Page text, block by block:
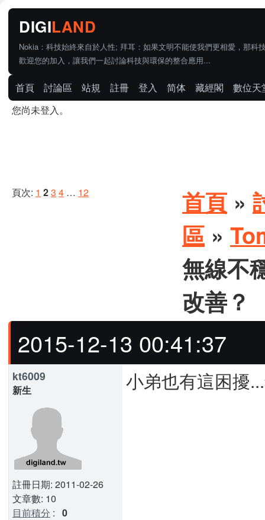
Nokia：科技始終來自於人性; 拜耳：如果文明不能使我們更相愛，那科
歡迎您的加入，讓我們一起討論科技與環保的整合應用...
首頁 討論區 站規 註冊 登入 简体 藏經閣
數位天
您尚未登入。
頁次: 1 23 4 … 12 首頁 »
區 »
無線不
改善？
2015-12-13 00:41:37
kt6009
新生
註冊日期: 2011-02-26
文章數: 10
目前積分 : 0
小弟也有這困擾